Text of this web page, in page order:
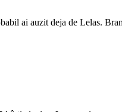
ai auzit deja de Lelas.